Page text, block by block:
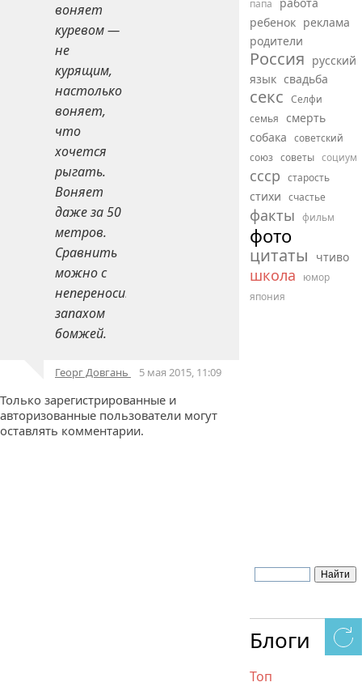
воняет
куревом —
не
курящим,
настолько
воняет,
что
хочется
рыгать.
Воняет
даже за 50
метров.
Сравнить
можно с
непереносимым
запахом
бомжей.
Георг Довгань 5 мая 2015, 11:09
Только зарегистрированные и
авторизованные пользователи могут
оставлять комментарии.
папа
ребенок реклама
родители
Россия русский
язык свадьба
секс Селфи
семья смерть
собака советский
союз советы социум
ссср старость
стихи счастье
факты фильм
фото
цитаты чтиво
школа
юмор
япония
Блоги
Топ